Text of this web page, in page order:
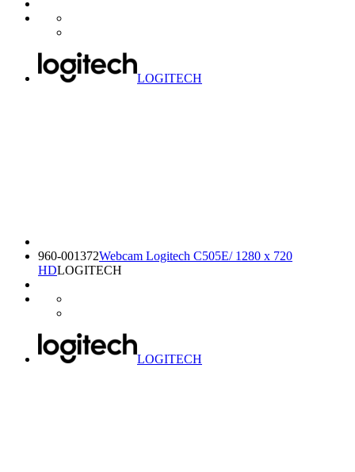
LOGITECH
960-001372Webcam Logitech C505E/ 1280 x 720
HDLOGITECH
LOGITECH